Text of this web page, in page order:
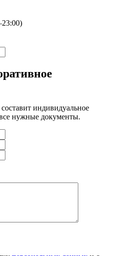
индивидуальное
нужные документы.